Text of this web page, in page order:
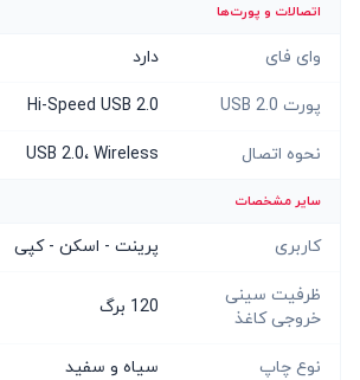
اتصالات و پورت‌ها
وای فای دارد
پورت USB 2.0 Hi-Speed USB 2.0
نحوه اتصال USB 2.0، Wireless
سایر مشخصات
کاربری پرینت - اسکن - کپی
ظرفیت سینی
خروجی کاغذ
120 برگ
نوع چاپ سیاه و سفید